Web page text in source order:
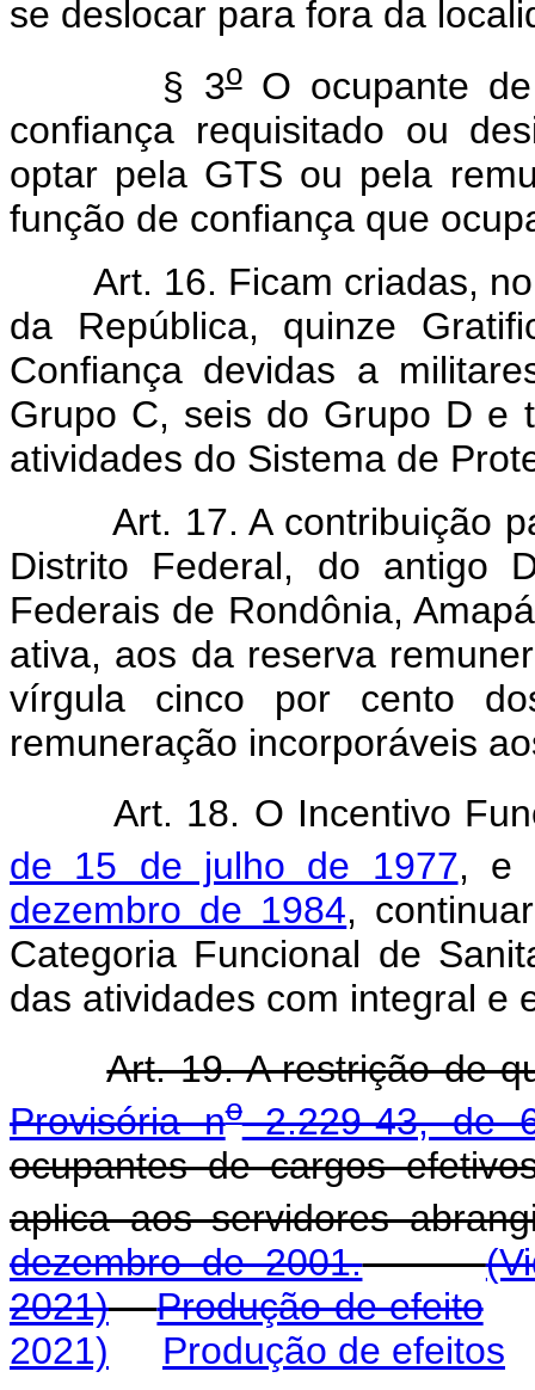
se deslocar para fora da
§ 3oO ocupante
confiança requisitado ou
optar pela GTS ou pela
função de confiança que
Art. 16. Ficam criadas,
da República, quinze
Confiança devidas a
Grupo C, seis do Grupo D e
atividades do Sistema de
Art. 17. A contribuição
Distrito Federal, do antigo
Federais de Rondônia,
ativa, aos da reserva
vírgula cinco por cento
remuneração incorporáveis
Art. 18. O Incentivo
de 15 de julho de 1977,
dezembro de 1984,
Categoria Funcional de
das atividades com integral e
Art. 19. A restrição de
Provisória no2.229-43, de
ocupantes de cargos
aplica aos servidores
dezembro de 2001.
2021)
Produção de efeito
2021)
Produção de efeitos